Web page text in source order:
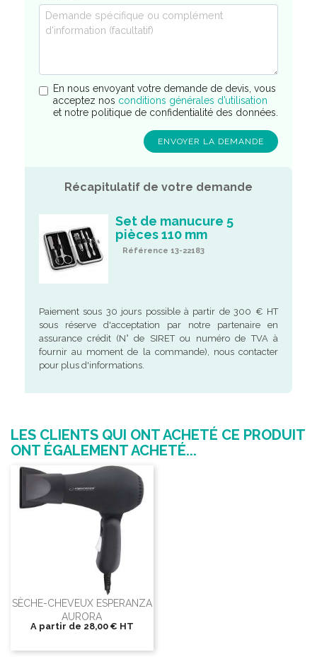
En nous envoyant votre demande de devis, vous
acceptez nos conditions générales d’utilisation
et notre politique de confidentialité des données.
Récapitulatif de votre demande
Set de manucure 5
pièces 110 mm
Référence 13-22183
Paiement sous 30 jours possible à partir de 300 € HT
sous réserve d'acceptation par notre partenaire en
assurance crédit (N° de SIRET ou numéro de TVA à
fournir au moment de la commande), nous contacter
pour plus d'informations.
LES CLIENTS QUI ONT ACHETÉ CE PRODUIT
ONT ÉGALEMENT ACHETÉ...
SÈCHE-CHEVEUX ESPERANZA
AURORA
A partir de 28,00 € HT